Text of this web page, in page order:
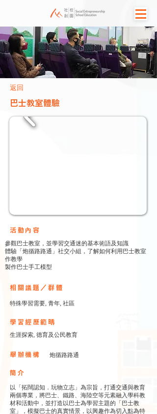
返回
巴士教室體驗
​活動內容
參觀巴士教室，並學習交通迷的基本術語及知識
體驗「炮循路路通」社交小組，了解如何利用巴士教室
作教學
製作巴士手工模型
相關議題／群體
特殊學習需要, 青年, 社區
學習經歷範疇
生涯探索, 德育及公民教育
炮循路路通
舉辦機構
簡介
以「拓闊認知．玩物立志」為宗旨，打通交通與教育
兩個專業，將巴士、鐵路、海陸空等元素融入學科教
材和活動中，並打造以巴士為學習主題的「巴士教
室」，模擬巴士的真實情景，以興趣作為切入點為特